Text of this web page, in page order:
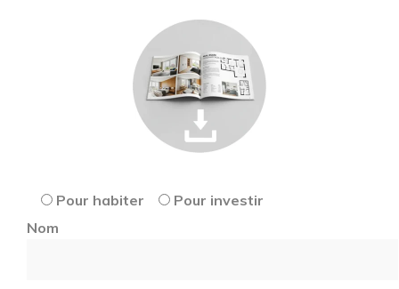
Pour habiter
Pour investir
Nom